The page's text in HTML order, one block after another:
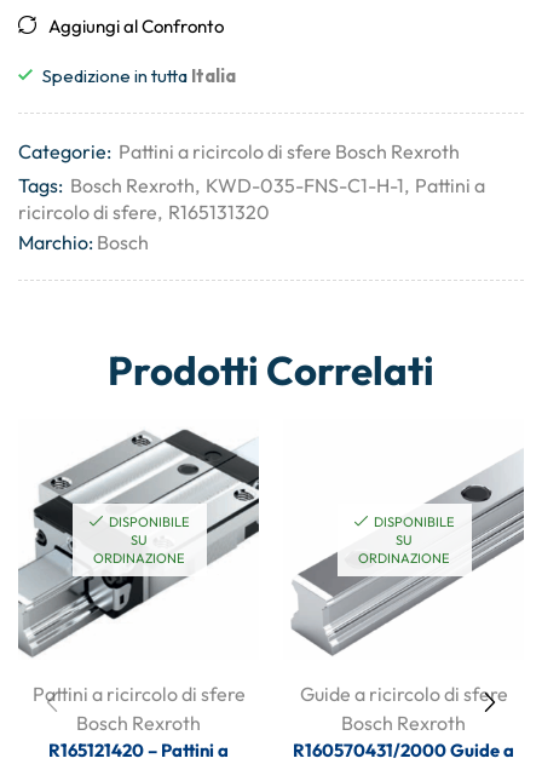
Aggiungi al Confronto
Spedizione in tutta Italia
Categorie: Pattini a ricircolo di sfere Bosch Rexroth
Tags: Bosch Rexroth, KWD-035-FNS-C1-H-1, Pattini a
ricircolo di sfere, R165131320
Marchio: Bosch
Prodotti Correlati
DISPONIBILE
SU
ORDINAZIONE
Pattini a ricircolo di sfere
Bosch Rexroth
R165121420 – Pattini a
DISPONIBILE
SU
ORDINAZIONE
Guide a ricircolo di sfere
Bosch Rexroth
R160570431/2000 Guide a